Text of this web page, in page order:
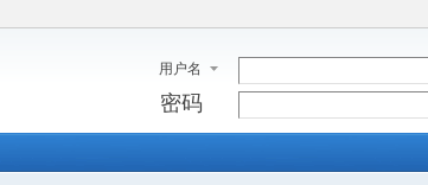
用户名
密码